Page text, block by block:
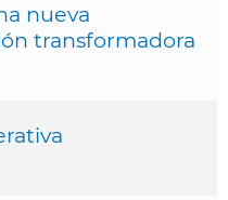
nueva
transformadora